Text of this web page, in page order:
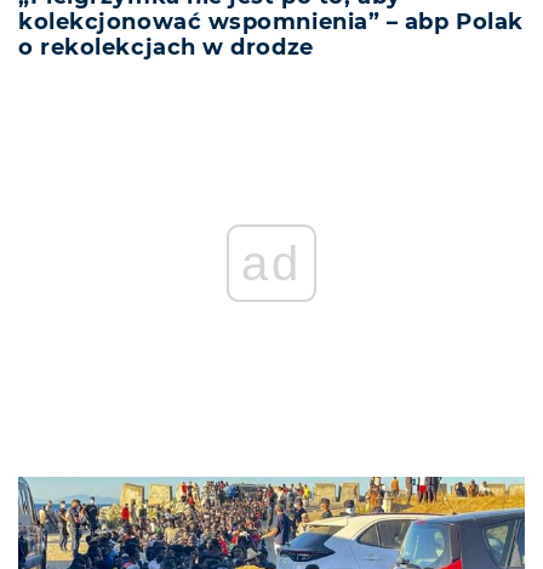
kolekcjonować wspomnienia” – abp Polak
o rekolekcjach w drodze
ad